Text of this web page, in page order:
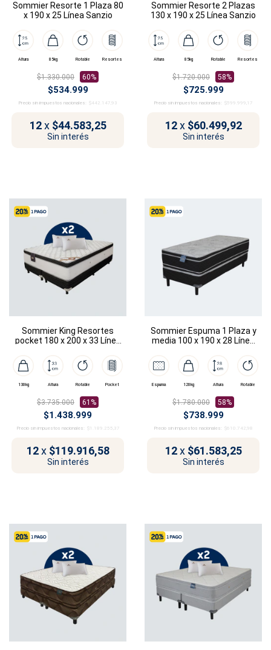
Sommier Resorte 1 Plaza 80
x 190 x 25 Línea Sanzio
Altura 85kg Rotable Resortes
$1.330.000 60%
$534.999
Precio sin impuestos nacionales: $442.147,93
12 x $44.583,25
Sin interés
Sommier Resorte 2 Plazas
130 x 190 x 25 Línea Sanzio
Altura 85kg Rotable Resortes
$1.720.000 58%
$725.999
Precio sin impuestos nacionales: $599.999,17
12 x $60.499,92
Sin interés
Sommier King Resortes
pocket 180 x 200 x 33 Línea
130kg Altura Rotable Pocket
$3.735.000 61%
$1.438.999
Precio sin impuestos nacionales: $1.189.255,37
12 x $119.916,58
Sin interés
Sommier Espuma 1 Plaza y
media 100 x 190 x 28 Línea
Espuma 120kg Altura Rotable
$1.780.000 58%
$738.999
Precio sin impuestos nacionales: $610.742,98
12 x $61.583,25
Sin interés